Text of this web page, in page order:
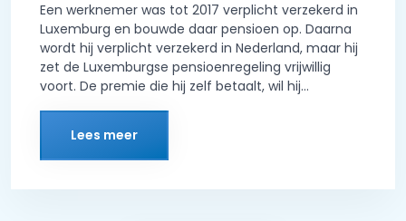
Een werknemer was tot 2017 verplicht verzekerd in
Luxemburg en bouwde daar pensioen op. Daarna
wordt hij verplicht verzekerd in Nederland, maar hij
zet de Luxemburgse pensioenregeling vrijwillig
voort. De premie die hij zelf betaalt, wil hij...
Lees meer